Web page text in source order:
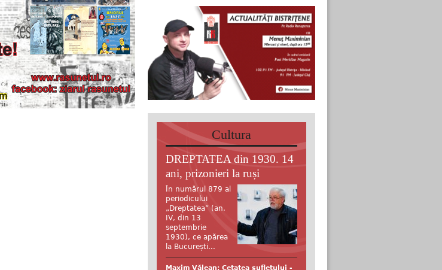
Cultura
DREPTATEA din 1930. 14
ani, prizonieri la ruși
În numărul 879 al
periodicului
„Dreptatea” (an.
IV, din 13
septembrie
1930), ce apărea
la București...
Maxim Vălean: Cetatea sufletului -